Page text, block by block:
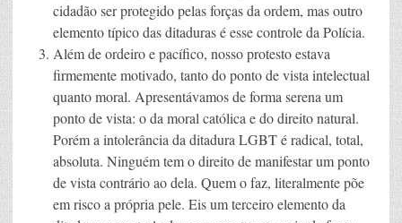
cidadão ser protegido pelas forças da ordem, mas outro
elemento típico das ditaduras é esse controle da Polícia.
Além de ordeiro e pacífico, nosso protesto estava
firmemente motivado, tanto do ponto de vista intelectual
quanto moral. Apresentávamos de forma serena um
ponto de vista: o da moral católica e do direito natural.
Porém a intolerância da ditadura LGBT é radical, total,
absoluta. Ninguém tem o direito de manifestar um ponto
de vista contrário ao dela. Quem o faz, literalmente põe
em risco a própria pele. Eis um terceiro elemento da